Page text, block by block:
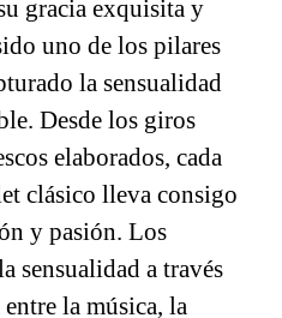
gracia exquisita y
uno de los pilares
la sensualidad
Desde los giros
elaborados, cada
clásico lleva consigo
y pasión. Los
sensualidad a través
la música, la